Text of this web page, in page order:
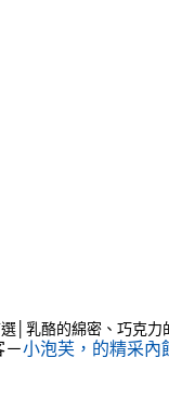
選│乳酪的綿密、巧克
小泡芙，的精采內